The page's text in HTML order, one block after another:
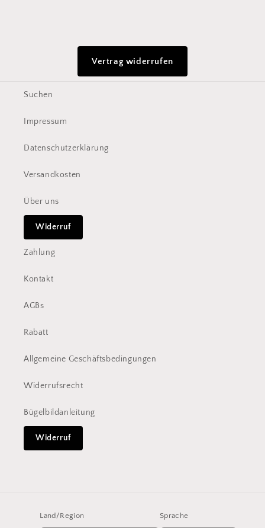
Vertrag widerrufen
Suchen
Impressum
Datenschutzerklärung
Versandkosten
Über uns
Widerruf
Zahlung
Kontakt
AGBs
Rabatt
Allgemeine Geschäftsbedingungen
Widerrufsrecht
Bügelbildanleitung
Widerruf
Land/Region Sprache